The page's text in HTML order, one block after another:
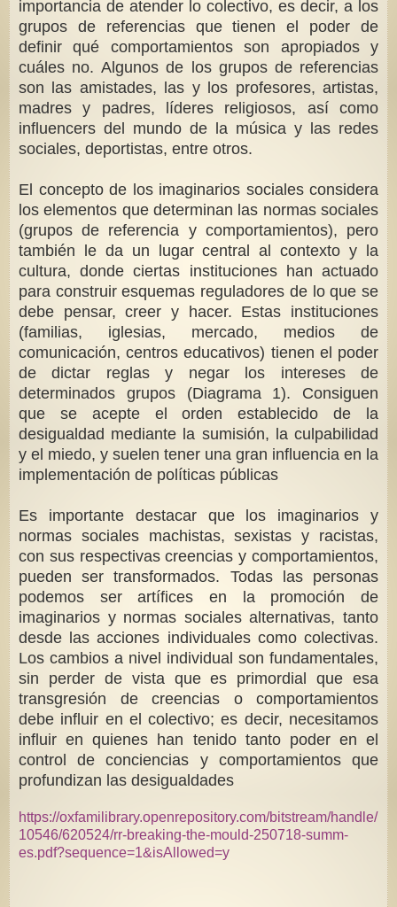
importancia de atender lo colectivo, es decir, a los
grupos de referencias que tienen el poder de
definir qué comportamientos son apropiados y
cuáles no. Algunos de los grupos de referencias
son las amistades, las y los profesores, artistas,
madres y padres, líderes religiosos, así como
influencers del mundo de la música y las redes
sociales, deportistas, entre otros.
El concepto de los imaginarios sociales considera
los elementos que determinan las normas sociales
(grupos de referencia y comportamientos), pero
también le da un lugar central al contexto y la
cultura, donde ciertas instituciones han actuado
para construir esquemas reguladores de lo que se
debe pensar, creer y hacer. Estas instituciones
(familias, iglesias, mercado, medios de
comunicación, centros educativos) tienen el poder
de dictar reglas y negar los intereses de
determinados grupos (Diagrama 1). Consiguen
que se acepte el orden establecido de la
desigualdad mediante la sumisión, la culpabilidad
y el miedo, y suelen tener una gran influencia en la
implementación de políticas públicas
Es importante destacar que los imaginarios y
normas sociales machistas, sexistas y racistas,
con sus respectivas creencias y comportamientos,
pueden ser transformados. Todas las personas
podemos ser artífices en la promoción de
imaginarios y normas sociales alternativas, tanto
desde las acciones individuales como colectivas.
Los cambios a nivel individual son fundamentales,
sin perder de vista que es primordial que esa
transgresión de creencias o comportamientos
debe influir en el colectivo; es decir, necesitamos
influir en quienes han tenido tanto poder en el
control de conciencias y comportamientos que
profundizan las desigualdades
https://oxfamilibrary.openrepository.com/bitstream/handle/
10546/620524/rr-breaking-the-mould-250718-summ-
es.pdf?sequence=1&isAllowed=y